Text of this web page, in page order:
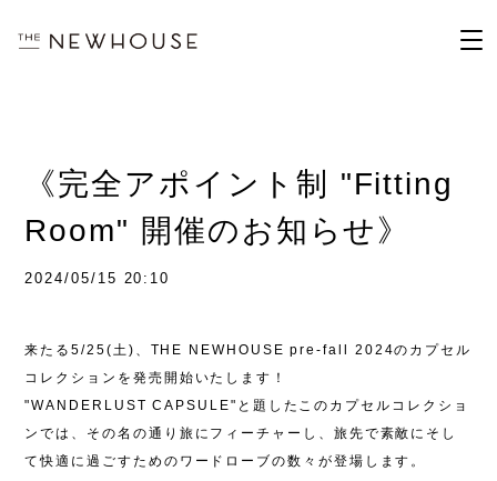
《完全アポイント制 "Fitting
Room" 開催のお知らせ》
2024/05/15 20:10
来たる5/25(土) 、 THE NEWHOUSE pre-fall 2024のカプセル
コレクションを発売開始いたします ！
"WANDERLUST CAPSULE" と題したこのカプセルコレクショ
ンでは、その名の通り旅にフィーチャーし、旅先で素敵にそし
て快適に過ごすためのワードローブの数々が登場します。